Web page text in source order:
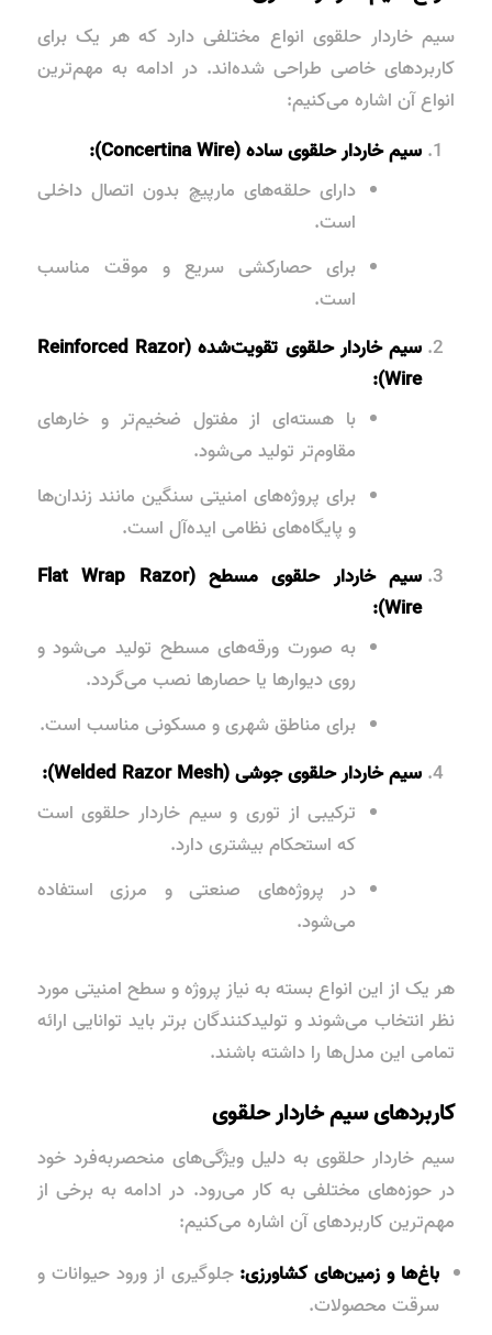
سیم خاردار حلقوی انواع مختلفی دارد که هر یک برای
کاربردهای خاصی طراحی شده‌اند. در ادامه به مهم‌ترین
انواع آن اشاره می‌کنیم:
سیم خاردار حلقوی ساده (Concertina Wire):
دارای حلقه‌های مارپیچ بدون اتصال داخلی
است.
برای حصارکشی سریع و موقت مناسب
است.
سیم خاردار حلقوی تقویت‌شده (Reinforced Razor
Wire):
با هسته‌ای از مفتول ضخیم‌تر و خارهای
مقاوم‌تر تولید می‌شود.
برای پروژه‌های امنیتی سنگین مانند زندان‌ها
و پایگاه‌های نظامی ایده‌آل است.
سیم خاردار حلقوی مسطح (Flat Wrap Razor
Wire):
به صورت ورقه‌های مسطح تولید می‌شود و
روی دیوارها یا حصارها نصب می‌گردد.
برای مناطق شهری و مسکونی مناسب است.
سیم خاردار حلقوی جوشی (Welded Razor Mesh):
ترکیبی از توری و سیم خاردار حلقوی است
که استحکام بیشتری دارد.
در پروژه‌های صنعتی و مرزی استفاده
می‌شود.
هر یک از این انواع بسته به نیاز پروژه و سطح امنیتی مورد
نظر انتخاب می‌شوند و تولیدکنندگان برتر باید توانایی ارائه
تمامی این مدل‌ها را داشته باشند.
کاربردهای سیم خاردار حلقوی
سیم خاردار حلقوی به دلیل ویژگی‌های منحصربه‌فرد خود
در حوزه‌های مختلفی به کار می‌رود. در ادامه به برخی از
مهم‌ترین کاربردهای آن اشاره می‌کنیم:
باغ‌ها و زمین‌های کشاورزی: جلوگیری از ورود حیوانات و
سرقت محصولات.